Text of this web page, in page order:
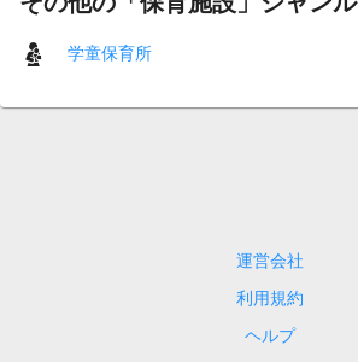
学童保育所
運営会社
利用規約
ヘルプ